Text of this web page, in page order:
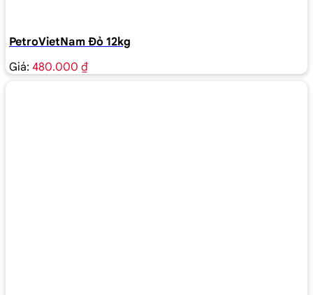
PetroVietNam Đỏ 12kg
Giá: 480.000 ₫